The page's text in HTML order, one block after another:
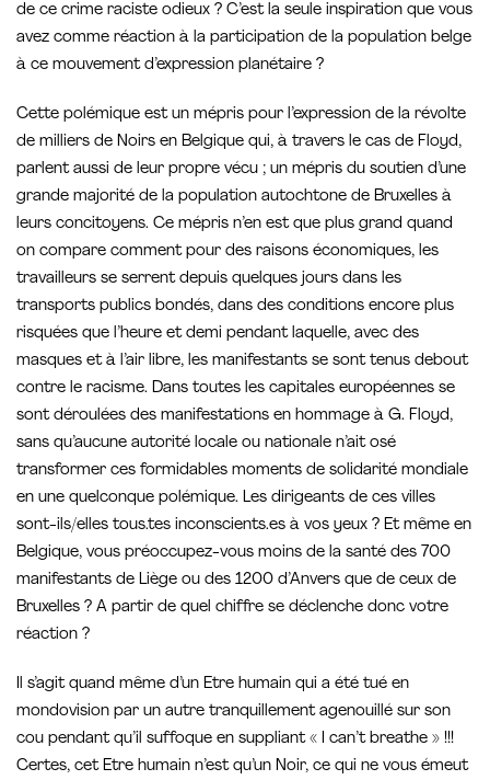
de ce crime raciste odieux ? C’est la seule inspiration que vous
avez comme réaction à la participation de la population belge
à ce mouvement d’expression planétaire ?
Cette polémique est un mépris pour l’expression de la révolte
de milliers de Noirs en Belgique qui, à travers le cas de Floyd,
parlent aussi de leur propre vécu ; un mépris du soutien d’une
grande majorité de la population autochtone de Bruxelles à
leurs concitoyens. Ce mépris n’en est que plus grand quand
on compare comment pour des raisons économiques, les
travailleurs se serrent depuis quelques jours dans les
transports publics bondés, dans des conditions encore plus
risquées que l’heure et demi pendant laquelle, avec des
masques et à l’air libre, les manifestants se sont tenus debout
contre le racisme. Dans toutes les capitales européennes se
sont déroulées des manifestations en hommage à G. Floyd,
sans qu’aucune autorité locale ou nationale n’ait osé
transformer ces formidables moments de solidarité mondiale
en une quelconque polémique. Les dirigeants de ces villes
sont-ils/elles tous.tes inconscients.es à vos yeux ? Et même en
Belgique, vous préoccupez-vous moins de la santé des 700
manifestants de Liège ou des 1200 d’Anvers que de ceux de
Bruxelles ? A partir de quel chiffre se déclenche donc votre
réaction ?
Il s’agit quand même d’un Etre humain qui a été tué en
mondovision par un autre tranquillement agenouillé sur son
cou pendant qu’il suffoque en suppliant « I can’t breathe » !!!
Certes, cet Etre humain n’est qu’un Noir, ce qui ne vous émeut